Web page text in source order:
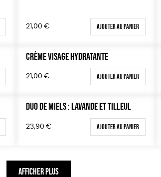
21,00 € Ajouter au panier
CRÈME VISAGE HYDRATANTE
21,00 € Ajouter au panier
DUO DE MIELS : LAVANDE ET TILLEUL
23,90 € Ajouter au panier
AFFICHER PLUS